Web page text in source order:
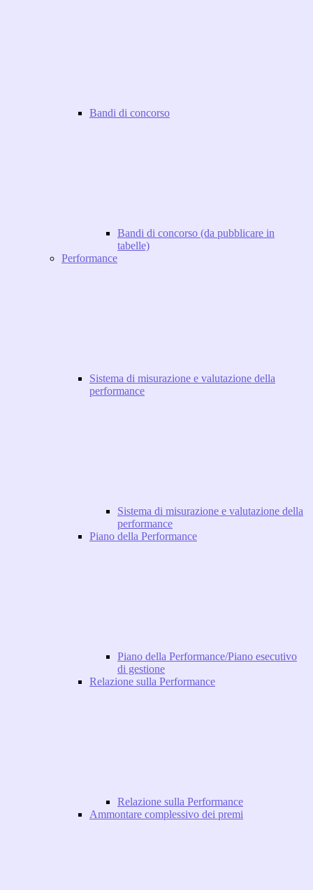
Bandi di concorso
Bandi di concorso (da pubblicare in
tabelle)
Performance
Sistema di misurazione e valutazione della
performance
Sistema di misurazione e valutazione della
performance
Piano della Performance
Piano della Performance/Piano esecutivo
di gestione
Relazione sulla Performance
Relazione sulla Performance
Ammontare complessivo dei premi